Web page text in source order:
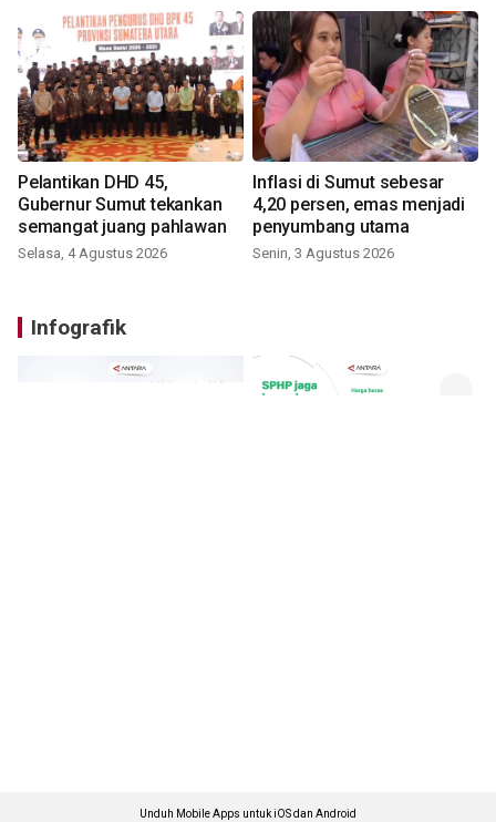
Pelantikan DHD 45,
Gubernur Sumut tekankan
semangat juang pahlawan
Selasa, 4 Agustus 2026
Inflasi di Sumut sebesar
4,20 persen, emas menjadi
penyumbang utama
Senin, 3 Agustus 2026
Infografik
Unduh Mobile Apps untuk iOS dan Android